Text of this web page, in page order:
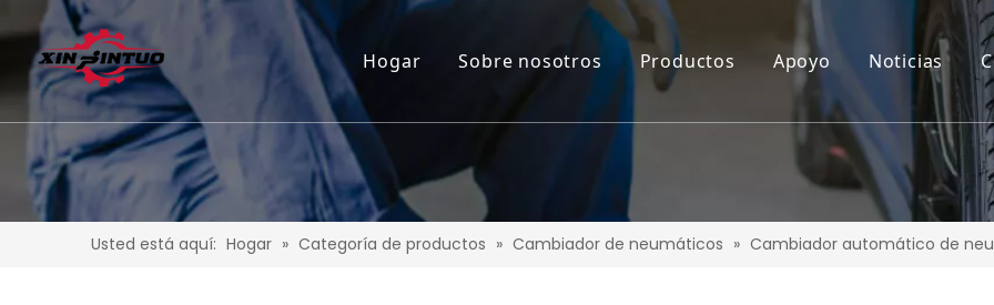
Hogar Sobre nosotros Productos Apoyo Noticias
Usted está aquí: Hogar » Categoría de productos » Cambiador de neumáticos » Cambiador automático de